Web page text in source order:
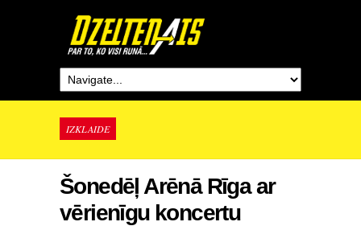
IZKLAIDE
Šonedēļ Arēnā Rīga ar
vērienīgu koncertu